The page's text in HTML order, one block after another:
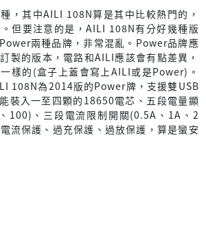
，其中AILI 108N算是其中比較熱門的，
但要注意的是，AILI 108N有分好幾種版
兩種品牌，非常混亂。Power品牌應
製的版本，電路和AILI應該會有點差異，
樣的(盒子上蓋會寫上AILI或是Power)。
108N為2014版的Power牌，支援雙USB
裝入一至四顆的18650電芯、五段電量顯
100)、三段電流限制開關(0.5A、1A、2
流保護、過充保護、過放保護，算是蠻安